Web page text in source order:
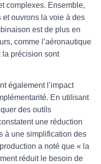
complexes. Ensemble,
ouvrons la voie à des
est de plus en
comme l’aéronautique
la précision sont
également l’impact
En utilisant
des outils
une réduction
à une simplification des
a noté que « la
réduit le besoin de